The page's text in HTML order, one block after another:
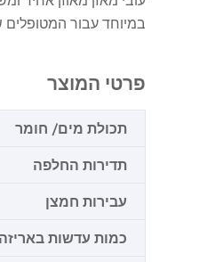
במיוחד עבור
פרטי המוצר
תכולת מים/ חומר
תדירות החלפה
עבירות חמצן
כמות עדשות באריזה